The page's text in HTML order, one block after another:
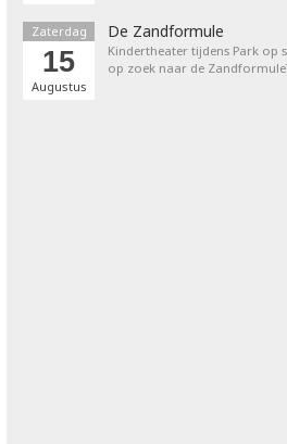
Zaterdag
15
Augustus
De Zandformule
Kindertheater tijdens Park op
op zoek naar de